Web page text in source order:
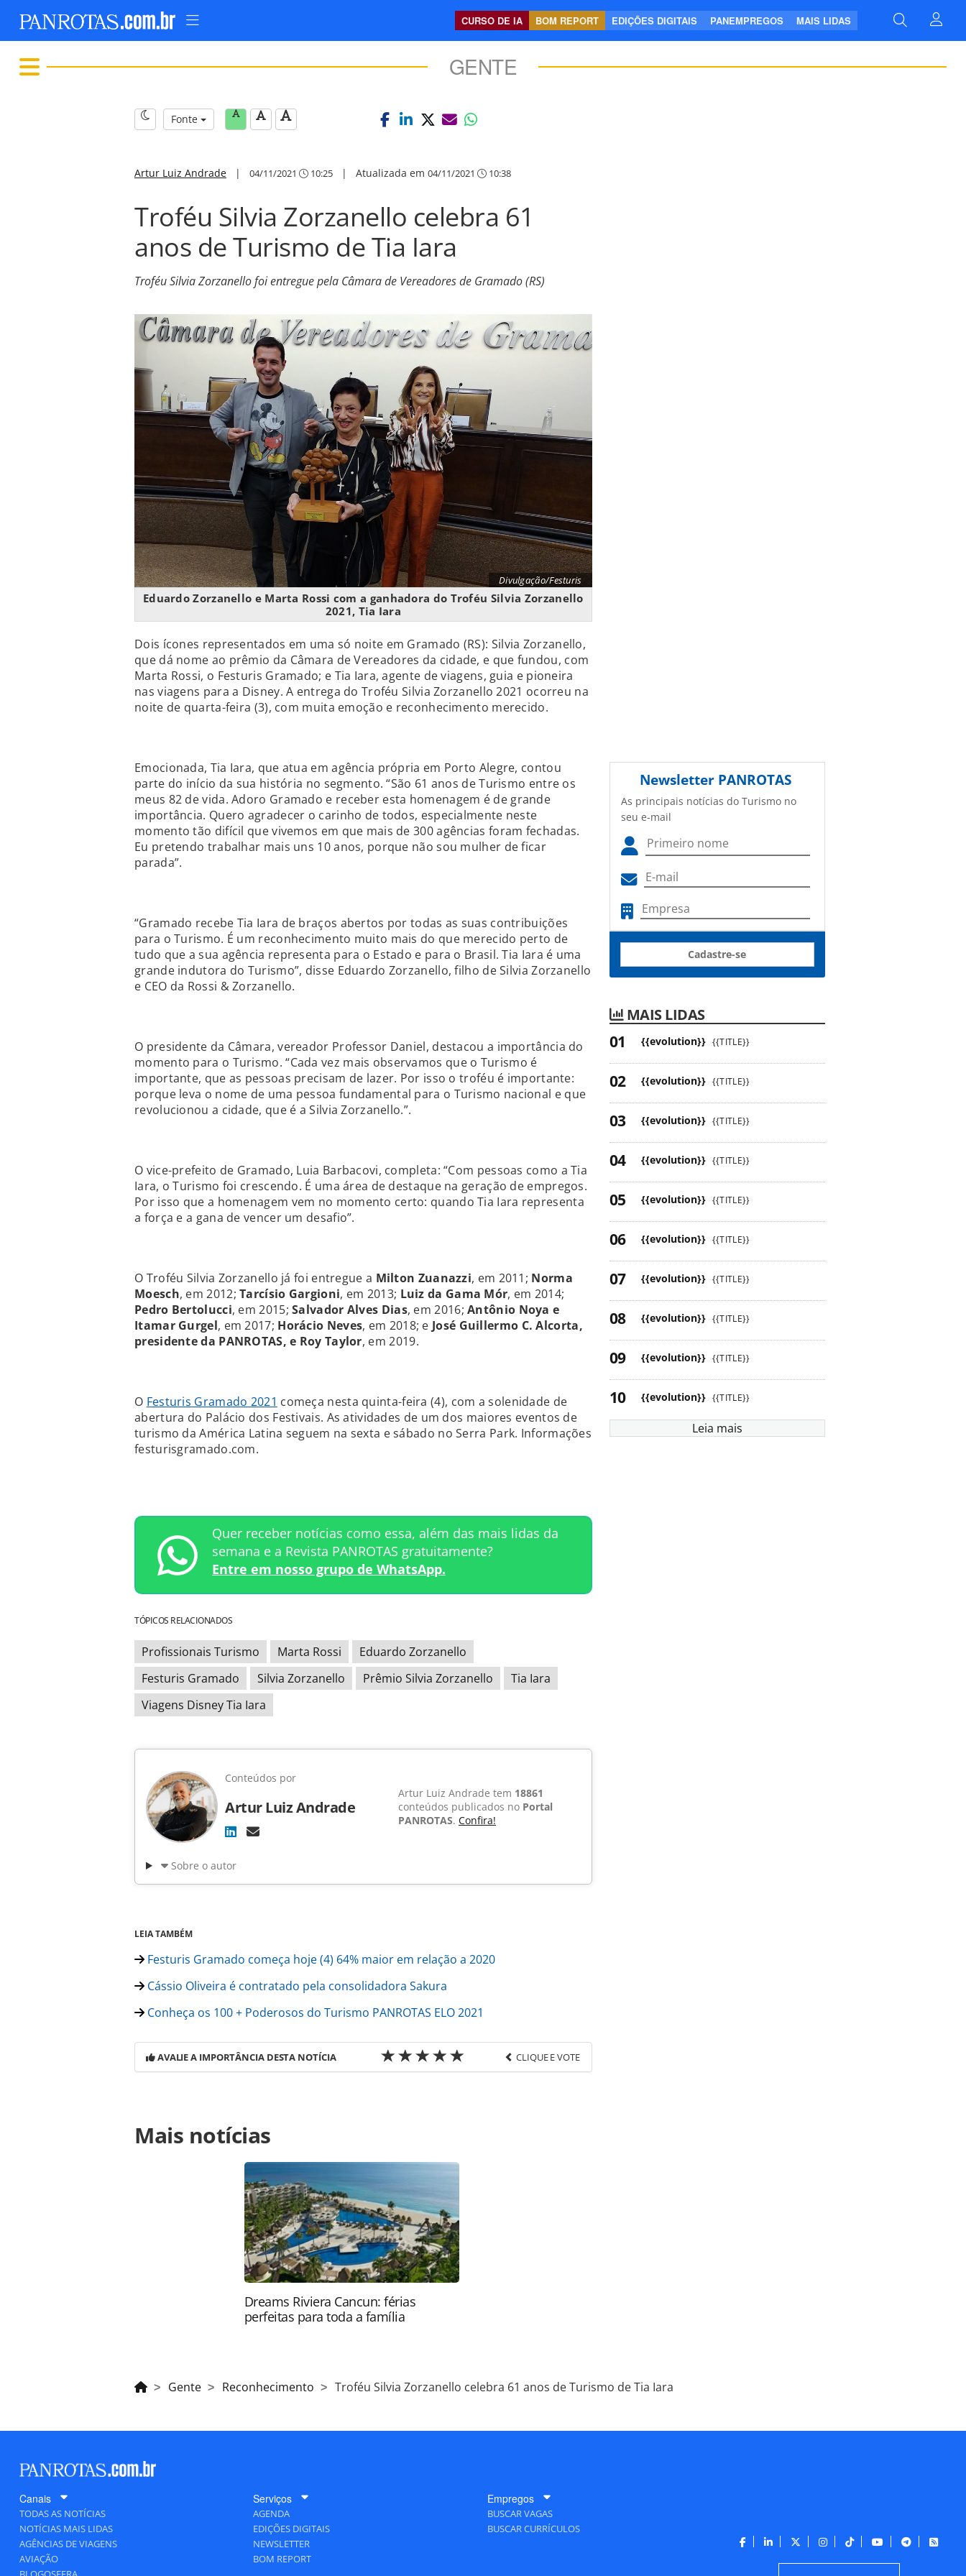
CURSO DE IA BOM REPORT EDIÇÕES DIGITAIS PANEMPREGOS MAIS LIDAS
GENTE
Fonte
Artur Luiz Andrade | 04/11/2021 10:25 | Atualizada em 04/11/2021 10:38
Troféu Silvia Zorzanello celebra 61
anos de Turismo de Tia Iara
Troféu Silvia Zorzanello foi entregue pela Câmara de Vereadores de Gramado (RS)
Divulgação/Festuris
Eduardo Zorzanello e Marta Rossi com a ganhadora do Troféu Silvia Zorzanello
2021, Tia Iara
Dois ícones representados em uma só noite em Gramado (RS): Silvia Zorzanello,
que dá nome ao prêmio da Câmara de Vereadores da cidade, e que fundou, com
Marta Rossi, o Festuris Gramado; e Tia Iara, agente de viagens, guia e pioneira
nas viagens para a Disney. A entrega do Troféu Silvia Zorzanello 2021 ocorreu na
noite de quarta-feira (3), com muita emoção e reconhecimento merecido.
Emocionada, Tia Iara, que atua em agência própria em Porto Alegre, contou
parte do início da sua história no segmento. “São 61 anos de Turismo entre os
meus 82 de vida. Adoro Gramado e receber esta homenagem é de grande
importância. Quero agradecer o carinho de todos, especialmente neste
momento tão difícil que vivemos em que mais de 300 agências foram fechadas.
Eu pretendo trabalhar mais uns 10 anos, porque não sou mulher de ficar
parada”.
“Gramado recebe Tia Iara de braços abertos por todas as suas contribuições
para o Turismo. É um reconhecimento muito mais do que merecido perto de
tudo que a sua agência representa para o Estado e para o Brasil. Tia Iara é uma
grande indutora do Turismo”, disse Eduardo Zorzanello, filho de Silvia Zorzanello
e CEO da Rossi & Zorzanello.
O presidente da Câmara, vereador Professor Daniel, destacou a importância do
momento para o Turismo. “Cada vez mais observamos que o Turismo é
importante, que as pessoas precisam de lazer. Por isso o troféu é importante:
porque leva o nome de uma pessoa fundamental para o Turismo nacional e que
revolucionou a cidade, que é a Silvia Zorzanello.”.
O vice-prefeito de Gramado, Luia Barbacovi, completa: “Com pessoas como a Tia
Iara, o Turismo foi crescendo. É uma área de destaque na geração de empregos.
Por isso que a homenagem vem no momento certo: quando Tia Iara representa
a força e a gana de vencer um desafio”.
O Troféu Silvia Zorzanello já foi entregue a Milton Zuanazzi, em 2011; Norma
Moesch, em 2012;Tarcísio Gargioni, em 2013; Luiz da Gama Mór, em 2014;
Pedro Bertolucci, em 2015;Salvador Alves Dias, em 2016;Antônio Noya e
Itamar Gurgel, em 2017; Horácio Neves, em 2018; e José Guillermo C. Alcorta,
presidente da PANROTAS, e Roy Taylor, em 2019.
O Festuris Gramado 2021 começa nesta quinta-feira (4), com a solenidade de
abertura do Palácio dos Festivais. As atividades de um dos maiores eventos de
turismo da América Latina seguem na sexta e sábado no Serra Park. Informações
festurisgramado.com.
Quer receber notícias como essa, além das mais lidas da
semana e a Revista PANROTAS gratuitamente?
Entre em nosso grupo de WhatsApp.
TÓPICOS RELACIONADOS
Profissionais Turismo Marta Rossi
Eduardo Zorzanello
Festuris Gramado
Silvia Zorzanello Prêmio Silvia Zorzanello
Tia Iara
Viagens Disney Tia Iara
Conteúdos por
Artur Luiz Andrade
Artur Luiz Andrade tem 18861
conteúdos publicados no Portal
PANROTAS. Confira!
Sobre o autor
LEIA TAMBÉM
Festuris Gramado começa hoje (4) 64% maior em relação a 2020
Cássio Oliveira é contratado pela consolidadora Sakura
Conheça os 100 + Poderosos do Turismo PANROTAS ELO 2021
AVALIE A IMPORTÂNCIA DESTA NOTÍCIA CLIQUE E VOTE
https://www.panrotas.com.br/gente/reconhecimento/2021/11/trofeu-silvia-zorzanello-
celebra-61-anos-de-turismo-de-tia-iara_185379.html ou as ferramentas oferecidas na
página. Todo o conteúdo produzido pela PANROTAS Editora é protegido pela legislação
brasileira sobre direito autoral. Não reproduza o conteúdo sem autorização da
PANROTAS Editora (copyright@panrotas.com.br).
Mais notícias
Dreams Riviera Cancun: férias
perfeitas para toda a família
Newsletter PANROTAS
As principais notícias do Turismo no
seu e-mail
Cadastre-se
MAIS LIDAS
{{evolution}} {{TITLE}}
{{evolution}} {{TITLE}}
{{evolution}} {{TITLE}}
{{evolution}} {{TITLE}}
{{evolution}} {{TITLE}}
{{evolution}} {{TITLE}}
{{evolution}} {{TITLE}}
{{evolution}} {{TITLE}}
{{evolution}} {{TITLE}}
{{evolution}} {{TITLE}}
Leia mais
Gente Reconhecimento Troféu Silvia Zorzanello celebra 61 anos de Turismo de Tia Iara
Canais
TODAS AS NOTÍCIAS
NOTÍCIAS MAIS LIDAS
AGÊNCIAS DE VIAGENS
AVIAÇÃO
Serviços
AGENDA
EDIÇÕES DIGITAIS
NEWSLETTER
BOM REPORT
Empregos
BUSCAR VAGAS
BUSCAR CURRÍCULOS